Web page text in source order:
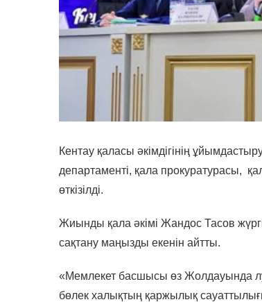
Кентау қаласы әкімдігінің
департаменті, қала прокуратурасы,
өткізілді.
Жиынды қала әкімі Жандос Тасов
сақтану маңызды екенін айтты.
«Мемлекет басшысы өз Жолдауында
бөлек халықтың қаржылық